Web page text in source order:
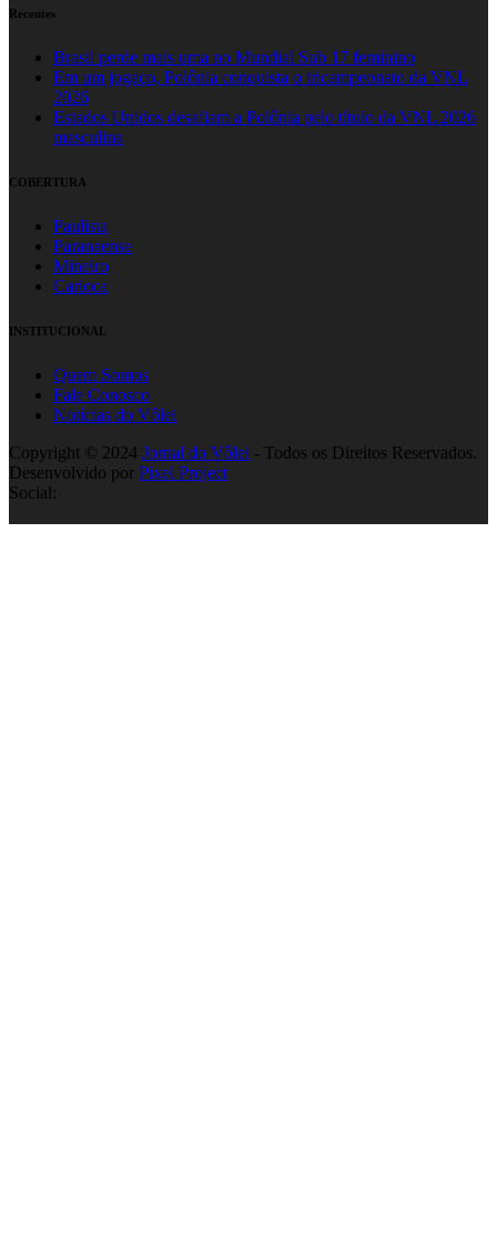
Recentes
Brasil perde mais uma no Mundial Sub 17 feminino
Em um jogaço, Polônia conquista o tricampeonato da VNL
2026
Estados Unidos desafiam a Polônia pelo título da VNL 2026
masculina
COBERTURA
Paulista
Paranaense
Mineiro
Carioca
INSTITUCIONAL
Quem Somos
Fale Conosco
Notícias do Vôlei
Copyright © 2024 Jornal do Vôlei - Todos os Direitos Reservados.
Desenvolvido por Pixel Project
Social: